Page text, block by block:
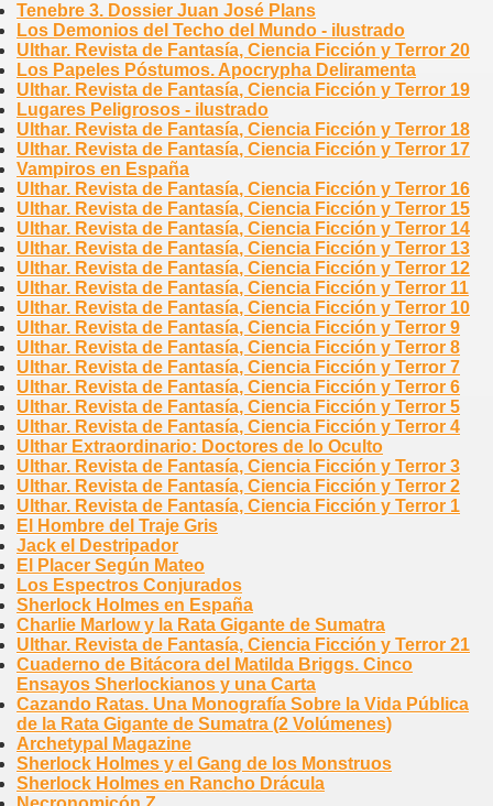
Tenebre 3. Dossier Juan José Plans
Los Demonios del Techo del Mundo - ilustrado
Ulthar. Revista de Fantasía, Ciencia Ficción y Terror 20
Los Papeles Póstumos. Apocrypha Deliramenta
Ulthar. Revista de Fantasía, Ciencia Ficción y Terror 19
Lugares Peligrosos - ilustrado
Ulthar. Revista de Fantasía, Ciencia Ficción y Terror 18
Ulthar. Revista de Fantasía, Ciencia Ficción y Terror 17
Vampiros en España
Ulthar. Revista de Fantasía, Ciencia Ficción y Terror 16
Ulthar. Revista de Fantasía, Ciencia Ficción y Terror 15
Ulthar. Revista de Fantasía, Ciencia Ficción y Terror 14
Ulthar. Revista de Fantasía, Ciencia Ficción y Terror 13
Ulthar. Revista de Fantasía, Ciencia Ficción y Terror 12
Ulthar. Revista de Fantasía, Ciencia Ficción y Terror 11
Ulthar. Revista de Fantasía, Ciencia Ficción y Terror 10
Ulthar. Revista de Fantasía, Ciencia Ficción y Terror 9
Ulthar. Revista de Fantasía, Ciencia Ficción y Terror 8
Ulthar. Revista de Fantasía, Ciencia Ficción y Terror 7
Ulthar. Revista de Fantasía, Ciencia Ficción y Terror 6
Ulthar. Revista de Fantasía, Ciencia Ficción y Terror 5
Ulthar. Revista de Fantasía, Ciencia Ficción y Terror 4
Ulthar Extraordinario: Doctores de lo Oculto
Ulthar. Revista de Fantasía, Ciencia Ficción y Terror 3
Ulthar. Revista de Fantasía, Ciencia Ficción y Terror 2
Ulthar. Revista de Fantasía, Ciencia Ficción y Terror 1
El Hombre del Traje Gris
Jack el Destripador
El Placer Según Mateo
Los Espectros Conjurados
Sherlock Holmes en España
Charlie Marlow y la Rata Gigante de Sumatra
Ulthar. Revista de Fantasía, Ciencia Ficción y Terror 21
Cuaderno de Bitácora del Matilda Briggs. Cinco
Ensayos Sherlockianos y una Carta
Cazando Ratas. Una Monografía Sobre la Vida Pública
de la Rata Gigante de Sumatra (2 Volúmenes)
Archetypal Magazine
Sherlock Holmes y el Gang de los Monstruos
Sherlock Holmes en Rancho Drácula